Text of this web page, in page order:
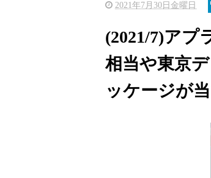
2021年7月30日金曜日
(2021/7)アプ
相当や東京
ッケージが